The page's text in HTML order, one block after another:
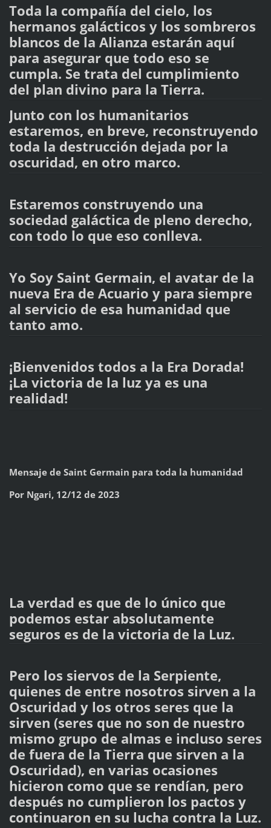
Toda la compañía del cielo, los
hermanos galácticos y los sombreros
blancos de la Alianza estarán aquí
para asegurar que todo eso se
cumpla. Se trata del cumplimiento
del plan divino para la Tierra.
Junto con los humanitarios
estaremos, en breve, reconstruyendo
toda la destrucción dejada por la
oscuridad, en otro marco.
Estaremos construyendo una
sociedad galáctica de pleno derecho,
con todo lo que eso conlleva.
Yo Soy Saint Germain, el avatar de la
nueva Era de Acuario y para siempre
al servicio de esa humanidad que
tanto amo.
¡Bienvenidos todos a la Era Dorada!
¡La victoria de la luz ya es una
realidad!
Mensaje de Saint Germain para toda la humanidad
Por Ngari, 12/12 de 2023
La verdad es que de lo único que
podemos estar absolutamente
seguros es de la victoria de la Luz.
Pero los siervos de la Serpiente,
quienes de entre nosotros sirven a la
Oscuridad y los otros seres que la
sirven (seres que no son de nuestro
mismo grupo de almas e incluso seres
de fuera de la Tierra que sirven a la
Oscuridad), en varias ocasiones
hicieron como que se rendían, pero
después no cumplieron los pactos y
continuaron en su lucha contra la Luz.